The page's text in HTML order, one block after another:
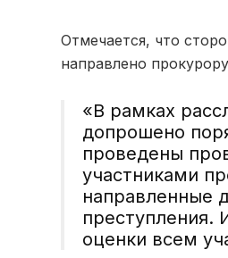
Отмечается, что
направлено
«В рамках
допрошено
проведены
участниками
направленные
преступления.
оценки всем